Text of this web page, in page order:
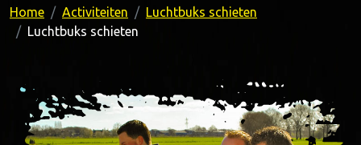
Home Activiteiten
Luchtbuks schieten
Luchtbuks schieten